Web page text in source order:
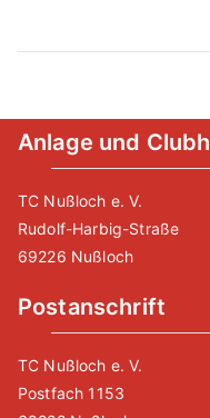
Anlage und
TC Nußloch e. V.
Rudolf-Harbig-Straße
69226 Nußloch
Postanschrift
TC Nußloch e. V.
Postfach 1153